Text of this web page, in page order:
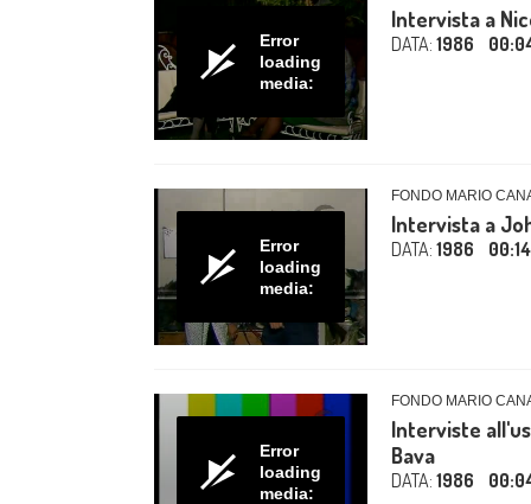
Error
loading
media:
Intervista a
DATA: 1986
Error
loading
media:
FONDO MARIO
Intervista a
DATA: 1986
Error
loading
media:
FONDO MARIO
Interviste
Bava
DATA: 1986